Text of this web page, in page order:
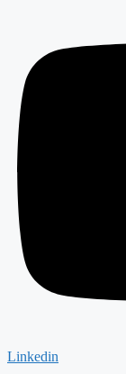
Linkedin